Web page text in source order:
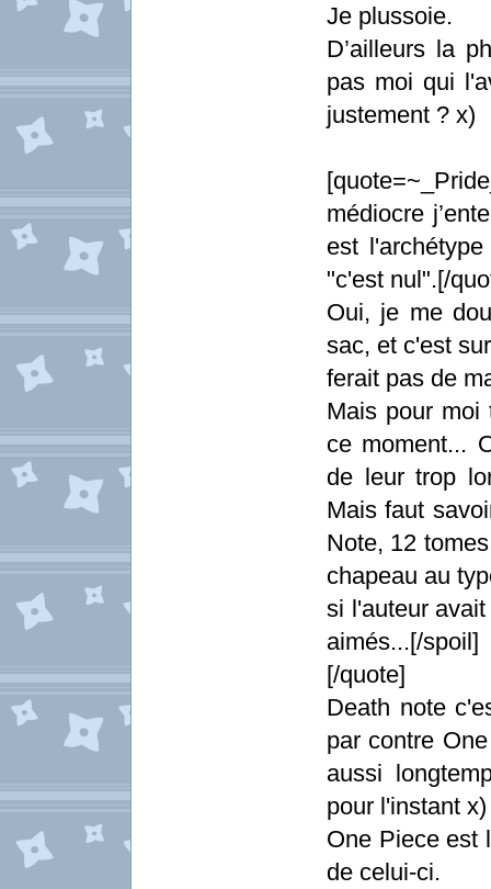
Je plussoie.
D’ailleurs la
pas moi qui
justement ? x)
médiocre
est
"c'est nul".[/
Oui, je me
sac, et c'est
ferait pas de
Mais pour moi
ce moment...
de leur trop
Mais faut
Note, 12
chapeau au
si l'auteur
aimés...[/spoil]
[/quote]
Death note
par contre
aussi
pour l'instant x)
One Piece est
de celui-ci.